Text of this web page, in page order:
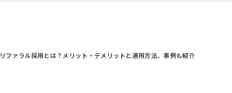
リファラル採用とは？メリット・デメリットと運用方法、事例も紹介